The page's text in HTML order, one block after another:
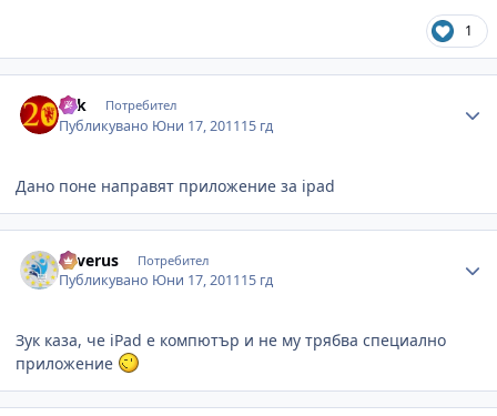
1
eek Потребител
Публикувано Юни 17, 201115 гд
Дано поне направят приложение за ipad
Severus Потребител
Публикувано Юни 17, 201115 гд
Зук каза, че iPad е компютър и не му трябва специално
приложение